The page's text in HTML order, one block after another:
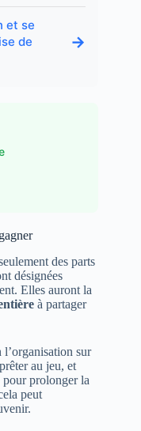
et se
de
→
des parts
désignées
Elles auront la
à partager
sur
au jeu, et
pour prolonger la
peut